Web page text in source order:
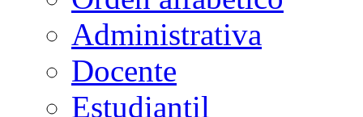
Administrativa
Docente
Estudiantil